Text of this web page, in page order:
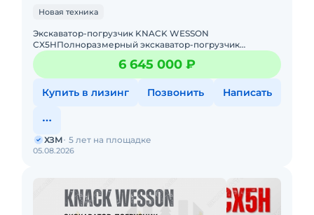
Новая техника
Экскаватор-погрузчик KNACK WESSON
CX5HПолноразмерный экскаватор-погрузчик
Основные характеристики- Грузоподъемность: 2500 кг
(номинальная), 3800 кг (максимальна
6 645 000 ₽
Купить в лизинг Позвонить Написать
05.08.2026
ХЗМ 5 лет на площадке